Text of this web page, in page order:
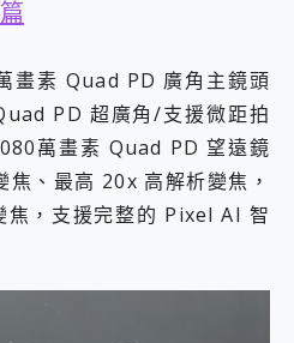
畫素 Quad PD 廣角主鏡頭
PD 超廣角/支援微距拍
萬畫素 Quad PD 望遠鏡
、最高 20x 高解析變焦，
，支援完整的 Pixel AI 智